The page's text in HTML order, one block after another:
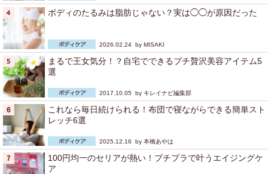
ボディのたるみは脂肪じゃない？実は◯◯が原因だった
2026.02.24 by MISAKI
まるで王女気分！？自宅でできるプチ贅沢美容アイテム5
選
2017.10.05 by キレイナビ編集部
これなら毎日続けられる！布団で寝ながらできる簡単スト
レッチ6選
2025.12.16 by 本橋あやは
100円均一のセリアが熱い！プチプラで叶うエイジングケ
ア